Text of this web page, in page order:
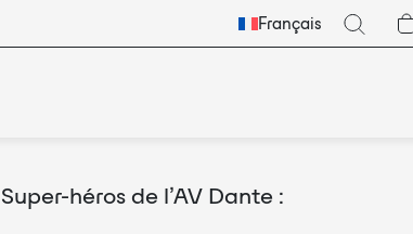
Select
Languge
FrançaisGo
Super-héros de l’AV Dante :